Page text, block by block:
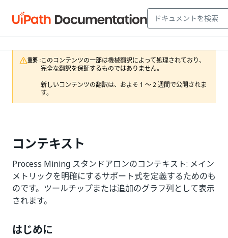
重要 :このコンテンツの一部は機械翻訳によって処理されており、
完全な翻訳を保証するものではありません。
新しいコンテンツの翻訳は、およそ 1 ～ 2 週間で公開されま
す。
コンテキスト
Process Mining スタンドアロンのコンテキスト: メイン
メトリックを明確にするサポート式を定義するためのも
のです。ツールチップまたは追加のグラフ列として表示
されます。
はじめに